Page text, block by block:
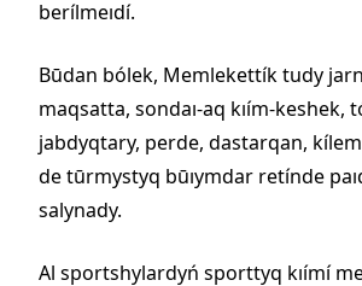
berílmeıdí.
Būdan bólek, Memlekettík tudy
maqsatta, sondaı-aq kıím-keshek,
jabdyqtary, perde, dastarqan,
de tūrmystyq būıymdar retínde
salynady.
Al sportshylardyń sporttyq kıímí